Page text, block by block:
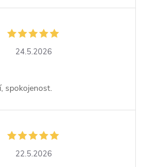
24.5.2026
spokojenost.
22.5.2026